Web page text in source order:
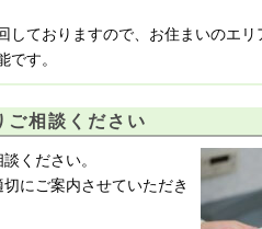
ておりますので、お住まいのエリ
す。
相談ください
ください。
にご案内させていただき